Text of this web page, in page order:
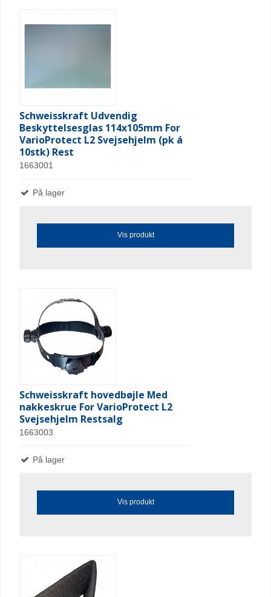
Schweisskraft Udvendig
Beskyttelsesglas 114x105mm For
VarioProtect L2 Svejsehjelm (pk á
10stk) Rest
1663001
På lager
Vis produkt
Schweisskraft hovedbøjle Med
nakkeskrue For VarioProtect L2
Svejsehjelm Restsalg
1663003
På lager
Vis produkt